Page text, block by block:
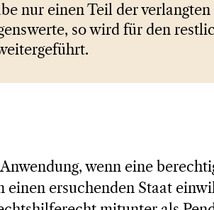
nur einen Teil der
so wird für den
wenn eine
einen ersuchenden Staat